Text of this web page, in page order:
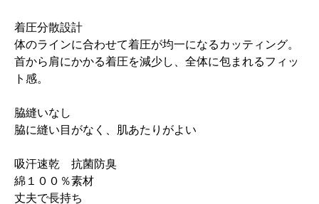
着圧分散設計
体のラインに合わせて着圧が均一になるカッティング。
首から肩にかかる着圧を減少し、全体に包まれるフィッ
ト感。
脇縫いなし
脇に縫い目がなく、肌あたりがよい
吸汗速乾 抗菌防臭
綿１００％素材
丈夫で長持ち